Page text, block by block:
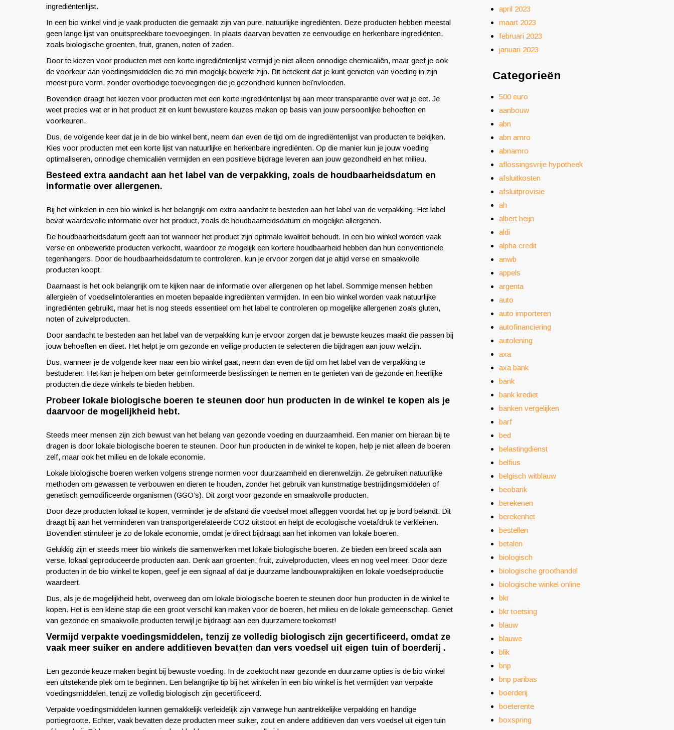
ingrediëntenlijst.
In een bio winkel vind je vaak producten die gemaakt zijn van pure, natuurlijke ingrediënten. Deze producten hebben meestal
geen lange lijst van onuitspreekbare toevoegingen. In plaats daarvan bevatten ze eenvoudige en herkenbare ingrediënten,
zoals biologische groenten, fruit, granen, noten of zaden.
Door te kiezen voor producten met een korte ingrediëntenlijst vermijd je niet alleen onnodige chemicaliën, maar geef je ook
de voorkeur aan voedingsmiddelen die zo min mogelijk bewerkt zijn. Dit betekent dat je kunt genieten van voeding in zijn
meest pure vorm, zonder overbodige toevoegingen die je gezondheid kunnen beïnvloeden.
Bovendien draagt het kiezen voor producten met een korte ingrediëntenlijst bij aan meer transparantie over wat je eet. Je
weet precies wat er in het product zit en kunt bewustere keuzes maken op basis van jouw persoonlijke behoeften en
voorkeuren.
Dus, de volgende keer dat je in de bio winkel bent, neem dan even de tijd om de ingrediëntenlijst van producten te bekijken.
Kies voor producten met een korte lijst van natuurlijke en herkenbare ingrediënten. Op die manier kun je jouw voeding
optimaliseren, onnodige chemicaliën vermijden en een positieve bijdrage leveren aan jouw gezondheid en het milieu.
Besteed extra aandacht aan het label van de verpakking, zoals de houdbaarheidsdatum en
informatie over allergenen.
Bij het winkelen in een bio winkel is het belangrijk om extra aandacht te besteden aan het label van de verpakking. Het label
bevat waardevolle informatie over het product, zoals de houdbaarheidsdatum en mogelijke allergenen.
De houdbaarheidsdatum geeft aan tot wanneer het product zijn optimale kwaliteit behoudt. In een bio winkel worden vaak
verse en onbewerkte producten verkocht, waardoor ze mogelijk een kortere houdbaarheid hebben dan hun conventionele
tegenhangers. Door de houdbaarheidsdatum te controleren, kun je ervoor zorgen dat je altijd verse en smaakvolle
producten koopt.
Daarnaast is het ook belangrijk om te kijken naar de informatie over allergenen op het label. Sommige mensen hebben
allergieën of voedselintoleranties en moeten bepaalde ingrediënten vermijden. In een bio winkel worden vaak natuurlijke
ingrediënten gebruikt, maar het is nog steeds essentieel om het label te controleren op mogelijke allergenen zoals gluten,
noten of zuivelproducten.
Door aandacht te besteden aan het label van de verpakking kun je ervoor zorgen dat je bewuste keuzes maakt die passen bij
jouw behoeften en dieet. Het helpt je om gezonde en veilige producten te selecteren die bijdragen aan jouw welzijn.
Dus, wanneer je de volgende keer naar een bio winkel gaat, neem dan even de tijd om het label van de verpakking te
bestuderen. Het kan je helpen om beter geïnformeerde beslissingen te nemen en te genieten van de gezonde en heerlijke
producten die deze winkels te bieden hebben.
Probeer lokale biologische boeren te steunen door hun producten in de winkel te kopen als je
daarvoor de mogelijkheid hebt.
Steeds meer mensen zijn zich bewust van het belang van gezonde voeding en duurzaamheid. Een manier om hieraan bij te
dragen is door lokale biologische boeren te steunen. Door hun producten in de winkel te kopen, help je niet alleen de boeren
zelf, maar ook het milieu en de lokale economie.
Lokale biologische boeren werken volgens strenge normen voor duurzaamheid en dierenwelzijn. Ze gebruiken natuurlijke
methoden om gewassen te verbouwen en dieren te houden, zonder het gebruik van kunstmatige bestrijdingsmiddelen of
genetisch gemodificeerde organismen (GGO’s). Dit zorgt voor gezonde en smaakvolle producten.
Door deze producten lokaal te kopen, verminder je de afstand die voedsel moet afleggen voordat het op je bord belandt. Dit
draagt bij aan het verminderen van transportgerelateerde CO2-uitstoot en helpt de ecologische voetafdruk te verkleinen.
Bovendien stimuleer je zo de lokale economie, omdat je direct bijdraagt aan het inkomen van lokale boeren.
Gelukkig zijn er steeds meer bio winkels die samenwerken met lokale biologische boeren. Ze bieden een breed scala aan
verse, lokaal geproduceerde producten aan. Denk aan groenten, fruit, zuivelproducten, vlees en nog veel meer. Door deze
producten in de bio winkel te kopen, geef je een signaal af dat je duurzame landbouwpraktijken en lokale voedselproductie
waardeert.
Dus, als je de mogelijkheid hebt, overweeg dan om lokale biologische boeren te steunen door hun producten in de winkel te
kopen. Het is een kleine stap die een groot verschil kan maken voor de boeren, het milieu en de lokale gemeenschap. Geniet
van gezonde en smaakvolle producten terwijl je bijdraagt aan een duurzamere toekomst!
Vermijd verpakte voedingsmiddelen, tenzij ze volledig biologisch zijn gecertificeerd, omdat ze
vaak meer suiker en andere additieven bevatten dan vers voedsel uit eigen tuin of boerderij .
Een gezonde keuze maken begint bij bewuste voeding. In de zoektocht naar gezonde en duurzame opties is de bio winkel
een uitstekende plek om te beginnen. Een belangrijke tip bij het winkelen in een bio winkel is het vermijden van verpakte
voedingsmiddelen, tenzij ze volledig biologisch zijn gecertificeerd.
Verpakte voedingsmiddelen kunnen gemakkelijk verleidelijk zijn vanwege hun aantrekkelijke verpakking en handige
portiegrootte. Echter, vaak bevatten deze producten meer suiker, zout en andere additieven dan vers voedsel uit eigen tuin
april 2023
maart 2023
februari 2023
januari 2023
Categorieën
500 euro
aanbouw
abn
abn amro
abnamro
aflossingsvrije hypotheek
afsluitkosten
afsluitprovisie
ah
albert heijn
aldi
alpha credit
anwb
appels
argenta
auto
auto importeren
autofinanciering
autolening
axa
axa bank
bank
bank krediet
banken vergelijken
barf
bed
belastingdienst
belfius
belgisch witblauw
beobank
berekenen
berekenhet
bestellen
betalen
biologisch
biologische groothandel
biologische winkel online
bkr
bkr toetsing
blauw
blauwe
blik
bnp
bnp paribas
boerderij
boeterente
boxspring